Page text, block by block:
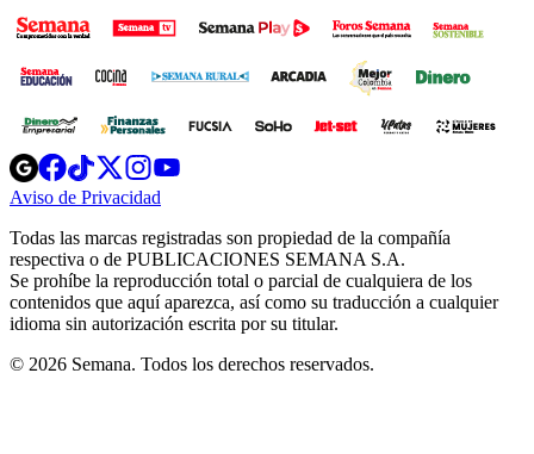
Opens
in
new
Opens
in
new
Opens
in
new
window
Opens
new
windowwindow
Aviso de Privacidad
new
window
Todas las marcas registradas son propiedad de la compañía
respectiva o de PUBLICACIONES SEMANA S.A.
Se prohíbe la reproducción total o parcial de cualquiera de los
contenidos que aquí aparezca, así como su traducción a cualquier
idioma sin autorización escrita por su titular.
© 2026 Semana. Todos los derechos reservados.